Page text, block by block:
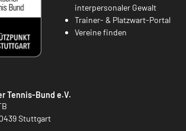
interpersonaler Gewalt
Trainer- & Platzwart-Portal
Vereine finden
Tennis-Bund e.V.
Stuttgart